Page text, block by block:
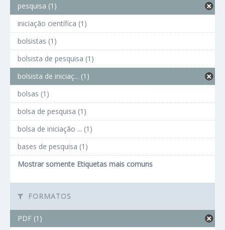
pesquisa (1)
iniciação científica (1)
bolsistas (1)
bolsista de pesquisa (1)
bolsista de iniciaç... (1)
bolsas (1)
bolsa de pesquisa (1)
bolsa de iniciação ... (1)
bases de pesquisa (1)
Mostrar somente Etiquetas mais comuns
FORMATOS
PDF (1)